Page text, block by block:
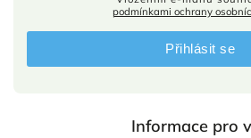
Informace pro
podmínkami ochrany
Přihlásit se